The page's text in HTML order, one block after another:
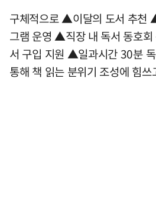
구체적으로 ▲이달의 도서 추천
그램 운영 ▲직장 내 독서 동호
서 구입 지원 ▲일과시간 30분
통해 책 읽는 분위기 조성에 힘쓰